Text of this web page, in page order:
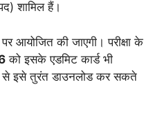
शामिल हैं।
आयोजित की जाएगी। परीक्षा के
को इसके एडमिट कार्ड भी
से इसे तुरंत डाउनलोड कर सकते